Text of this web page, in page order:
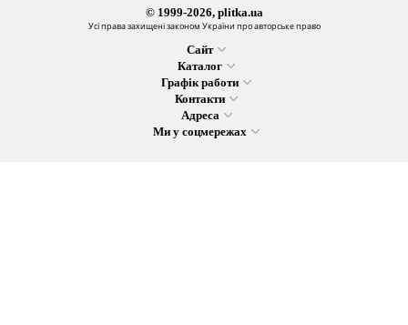
© 1999-2026, plitka.ua
Усі права захищені законом України про авторське право
Сайт
Каталог
Графік работи
Контакти
Адреса
Ми у соцмережах